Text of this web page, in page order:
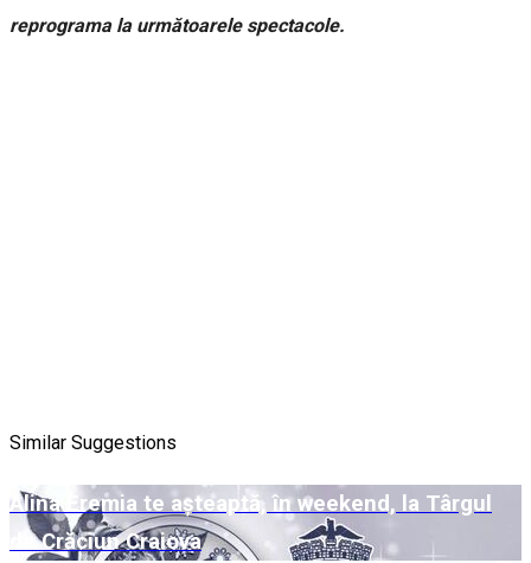
reprograma la următoarele spectacole.
Similar Suggestions
Alina Eremia te așteaptă, în weekend, la Târgul
de Crăciun Craiova